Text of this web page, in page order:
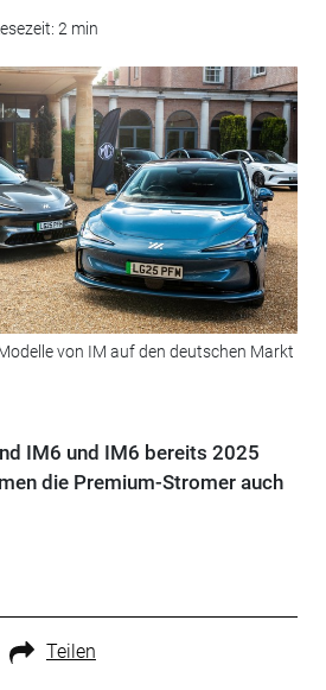
2 min
von IM auf den deutschen Markt
IM6 und IM6 bereits 2025
die Premium-Stromer auch
Teilen